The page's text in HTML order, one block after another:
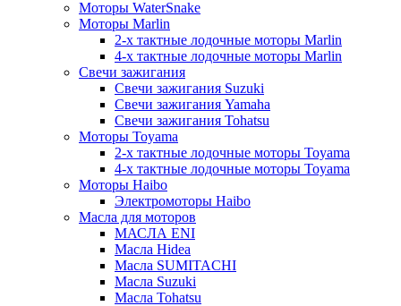
Моторы WaterSnake
Моторы Marlin
2-х тактные лодочные моторы Marlin
4-х тактные лодочные моторы Marlin
Свечи зажигания
Свечи зажигания Suzuki
Свечи зажигания Yamaha
Свечи зажигания Tohatsu
Моторы Toyama
2-х тактные лодочные моторы Toyama
4-х тактные лодочные моторы Toyama
Моторы Haibo
Электромоторы Haibo
Масла для моторов
МАСЛА ENI
Масла Hidea
Масла SUMITACHI
Масла Suzuki
Масла Tohatsu